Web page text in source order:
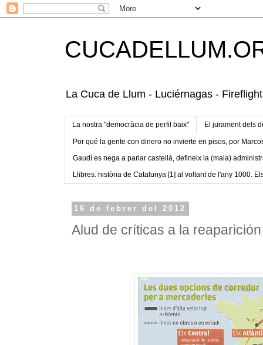
La Cuca de Llum - Luciérnagas -
La nostra "democràcia de perfil baix" El jurament dels
Por qué la gente con dinero no invierte en pisos, por
Gaudí es nega a parlar castellà, defineix la (mala)
Llibres: història de Catalunya [1] al voltant de l'any 1000.
16 de febrer del 2012
Alud de críticas a la